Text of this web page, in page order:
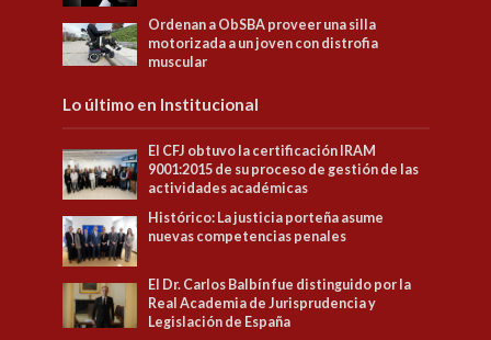
Ordenan a ObSBA proveer una silla
motorizada a un joven con distrofia
muscular
Lo último en Institucional
El CFJ obtuvo la certificación IRAM
9001:2015 de su proceso de gestión de las
actividades académicas
Histórico: La justicia porteña asume
nuevas competencias penales
El Dr. Carlos Balbín fue distinguido por la
Real Academia de Jurisprudencia y
Legislación de España